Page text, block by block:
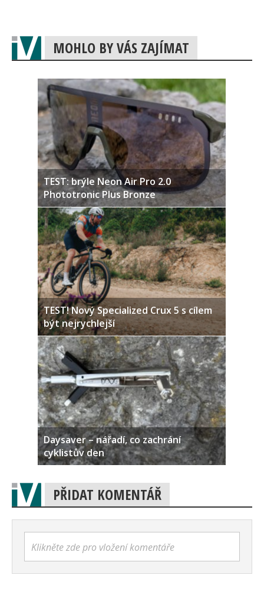
MOHLO BY VÁS ZAJÍMAT
TEST: brýle Neon Air Pro 2.0
Phototronic Plus Bronze
TEST! Nový Specialized Crux 5 s cílem
být nejrychlejší
Daysaver – nářadí, co zachrání
cyklistův den
PŘIDAT KOMENTÁŘ
Klikněte zde pro vložení komentáře